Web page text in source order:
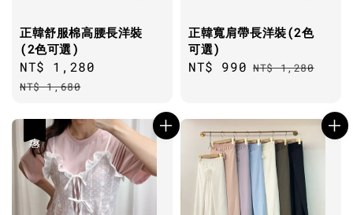
正韓舒服棉高腰長洋裝
(2色可選)
Sale
price
NT$ 1,280
NT$ 1,680
正韓寬肩帶長洋裝(2色
可選)
Sale
NT$ 990 Regular
NT$ 1,280